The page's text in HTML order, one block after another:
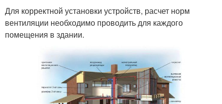
Для корректной установки устройств, расчет норм
вентиляции необходимо проводить для каждого
помещения в здании.